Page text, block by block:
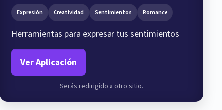
Expresión Creatividad Sentimientos Romance
Herramientas para expresar tus sentimientos
Ver Aplicación
Serás redirigido a otro sitio.